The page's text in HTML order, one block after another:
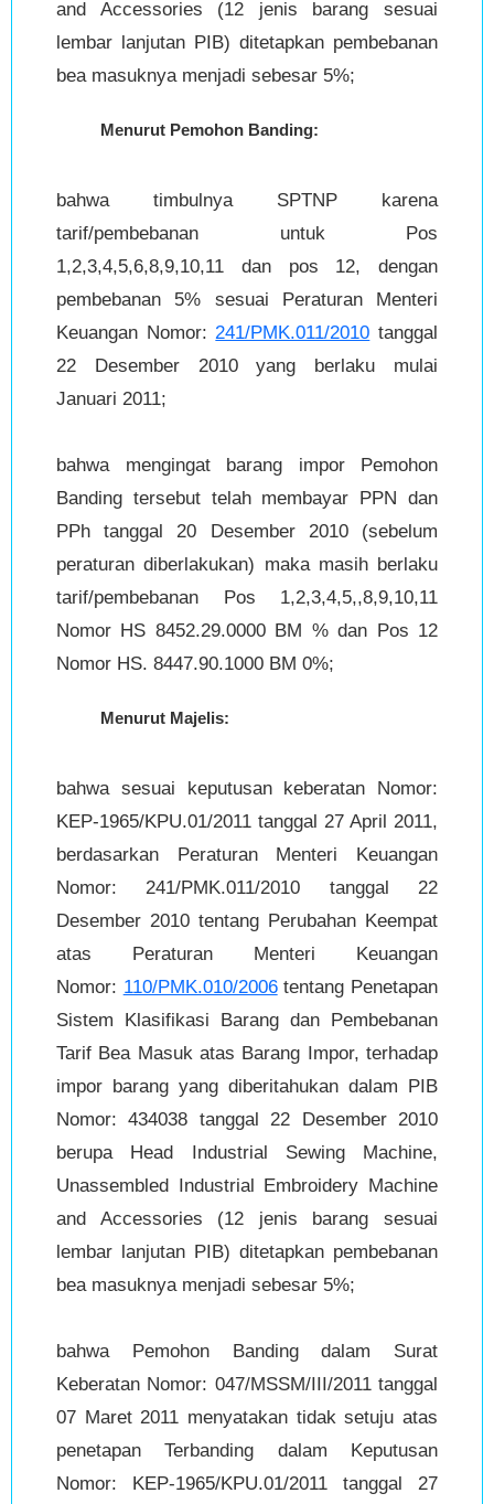
and Accessories (12 jenis barang sesuai
lembar lanjutan PIB) ditetapkan pembebanan
bea masuknya menjadi sebesar 5%;
Menurut Pemohon Banding:
bahwa timbulnya SPTNP karena
tarif/pembebanan untuk Pos
1,2,3,4,5,6,8,9,10,11 dan pos 12, dengan
pembebanan 5% sesuai Peraturan Menteri
Keuangan Nomor:241/PMK.011/2010 tanggal
22 Desember 2010 yang berlaku mulai
Januari 2011;
bahwa mengingat barang impor Pemohon
Banding tersebut telah membayar PPN dan
PPh tanggal 20 Desember 2010 (sebelum
peraturan diberlakukan) maka masih berlaku
tarif/pembebanan Pos 1,2,3,4,5,,8,9,10,11
Nomor HS 8452.29.0000 BM % dan Pos 12
Nomor HS. 8447.90.1000 BM 0%;
Menurut Majelis:
bahwa sesuai keputusan keberatan Nomor:
KEP-1965/KPU.01/2011 tanggal 27 April 2011,
berdasarkan Peraturan Menteri Keuangan
Nomor: 241/PMK.011/2010 tanggal 22
Desember 2010 tentang Perubahan Keempat
atas Peraturan Menteri Keuangan
Nomor: 110/PMK.010/2006tentang Penetapan
Sistem Klasifikasi Barang dan Pembebanan
Tarif Bea Masuk atas Barang Impor, terhadap
impor barang yang diberitahukan dalam PIB
Nomor: 434038 tanggal 22 Desember 2010
berupa Head Industrial Sewing Machine,
Unassembled Industrial Embroidery Machine
and Accessories (12 jenis barang sesuai
lembar lanjutan PIB) ditetapkan pembebanan
bea masuknya menjadi sebesar 5%;
bahwa Pemohon Banding dalam Surat
Keberatan Nomor: 047/MSSM/III/2011 tanggal
07 Maret 2011 menyatakan tidak setuju atas
penetapan Terbanding dalam Keputusan
Nomor: KEP-1965/KPU.01/2011 tanggal 27